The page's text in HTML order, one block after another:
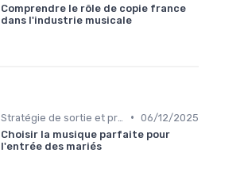
Comprendre le rôle de copie france
dans l'industrie musicale
• 06/12/2025
Choisir la musique parfaite pour
l'entrée des mariés